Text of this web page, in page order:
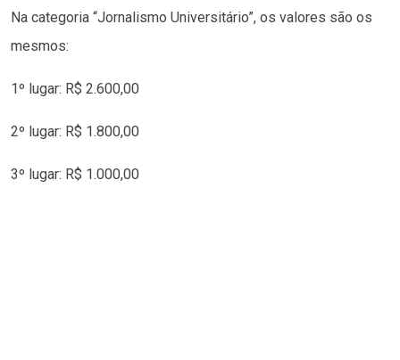
Na categoria “Jornalismo Universitário”, os valores são os
mesmos:
1º lugar: R$ 2.600,00
2º lugar: R$ 1.800,00
3º lugar: R$ 1.000,00